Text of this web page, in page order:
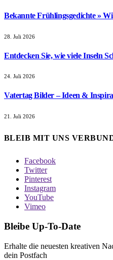
Bekannte Frühlingsgedichte »
28. Juli 2026
Entdecken Sie, wie viele Inseln
24. Juli 2026
Vatertag Bilder – Ideen &
21. Juli 2026
BLEIB MIT UNS
Facebook
Twitter
Pinterest
Instagram
YouTube
Vimeo
Bleibe Up-To-Date
Erhalte die neuesten kreativen
dein Postfach